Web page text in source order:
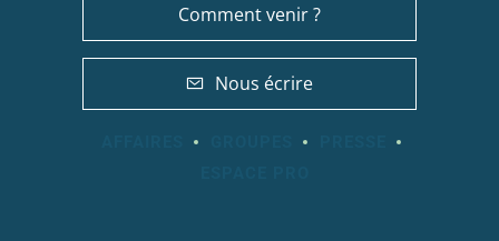
Comment venir ?
Nous écrire